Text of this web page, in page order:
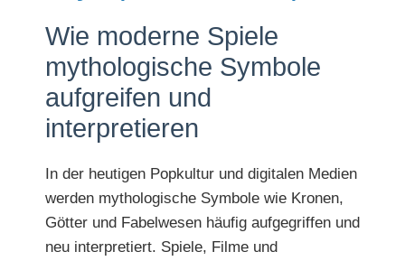
Wie moderne Spiele
mythologische Symbole
aufgreifen und
interpretieren
In der heutigen Popkultur und digitalen Medien
werden mythologische Symbole wie Kronen,
Götter und Fabelwesen häufig aufgegriffen und
neu interpretiert. Spiele, Filme und